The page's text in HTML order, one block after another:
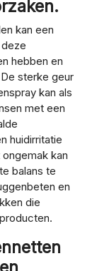
kan een
hebben en
sterke geur
kan als
met een
huidirritatie
kan
balans te
en
die